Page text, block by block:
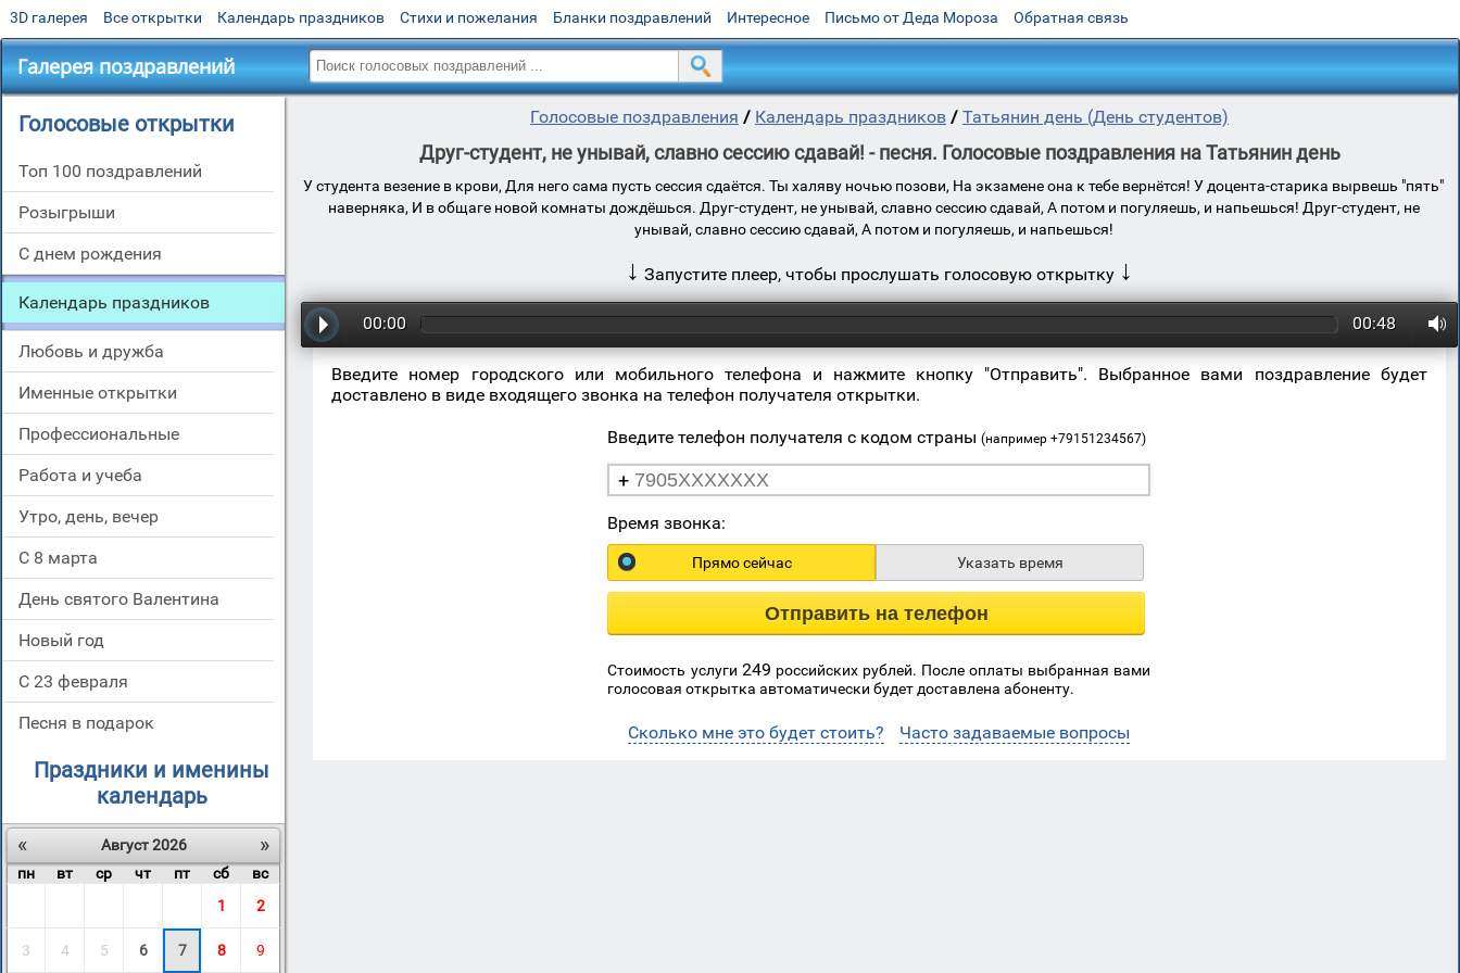
3D галерея Все открытки Календарь праздников Стихи и пожелания Бланки поздравлений Интересное Письмо от Деда Мороза Обратная связь
Галерея поздравлений
Голосовые открытки
Топ 100 поздравлений
Розыгрыши
С днем рождения
Календарь праздников
Любовь и дружба
Именные открытки
Профессиональные
Работа и учеба
Утро, день, вечер
С 8 марта
День святого Валентина
Новый год
С 23 февраля
Песня в подарок
Праздники и именины
календарь
«
»
Август 2026
пн
вт ср чт пт сб
вс
1
2
3 4 5 6 7 8 9
Голосовые поздравления / Календарь праздников / Татьянин день (День студентов)
Друг-студент, не унывай, славно сессию сдавай! - песня. Голосовые поздравления на Татьянин день
У студента везение в крови, Для него сама пусть сессия сдаётся. Ты халяву ночью позови, На экзамене она к тебе вернётся! У доцента-старика вырвешь "пять"
наверняка, И в общаге новой комнаты дождёшься. Друг-студент, не унывай, славно сессию сдавай, А потом и погуляешь, и напьешься! Друг-студент, не
унывай, славно сессию сдавай, А потом и погуляешь, и напьешься!
↓ Запустите плеер, чтобы прослушать голосовую открытку ↓
00:00 00:48
Введите номер городского или мобильного телефона и нажмите кнопку "Отправить". Выбранное вами поздравление будет
доставлено в виде входящего звонка на телефон получателя открытки.
Введите телефон получателя с кодом страны(например +79151234567)
+
Время звонка:
Прямо сейчас Указать время
Отправить на телефон
Стоимость услуги 249 российских рублей. После оплаты выбранная вами
голосовая открытка автоматически будет доставлена абоненту.
Сколько мне это будет стоить? Часто задаваемые вопросы